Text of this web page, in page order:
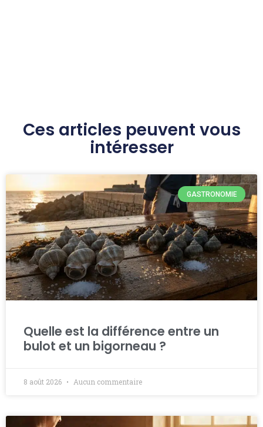
Ces articles peuvent vous
intéresser
GASTRONOMIE
Quelle est la différence entre un
bulot et un bigorneau ?
8 août 2026 Aucun commentaire